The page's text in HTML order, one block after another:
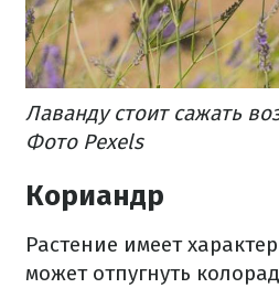
Лаванду стоит сажать
Фото Pexels
Кориандр
Растение имеет
может отпугнуть